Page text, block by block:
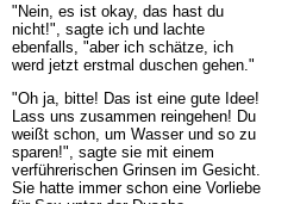
"Nein, es ist okay, das hast du
nicht!", sagte ich und lachte
ebenfalls, "aber ich schätze, ich
werd jetzt erstmal duschen gehen."
"Oh ja, bitte! Das ist eine gute Idee!
Lass uns zusammen reingehen! Du
weißt schon, um Wasser und so zu
sparen!", sagte sie mit einem
verführerischen Grinsen im Gesicht.
Sie hatte immer schon eine Vorliebe